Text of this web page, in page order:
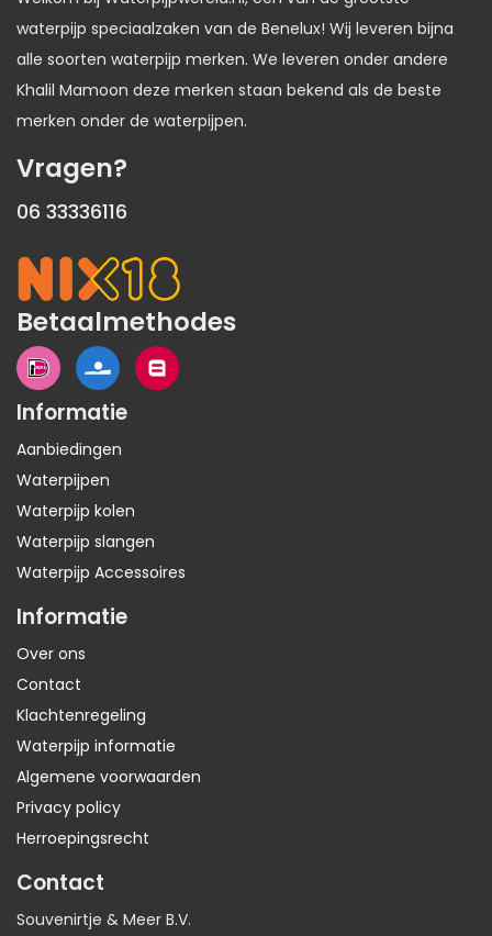
waterpijp speciaalzaken van de Benelux! Wij leveren bijna
alle soorten waterpijp merken. We leveren onder andere
Khalil Mamoon deze merken staan bekend als de beste
merken onder de waterpijpen.
Vragen?
06 33336116
Betaalmethodes
Informatie
Aanbiedingen
Waterpijpen
Waterpijp kolen
Waterpijp slangen
Waterpijp Accessoires
Informatie
Over ons
Contact
Klachtenregeling
Waterpijp informatie
Algemene voorwaarden
Privacy policy
Herroepingsrecht
Contact
Souvenirtje & Meer B.V.